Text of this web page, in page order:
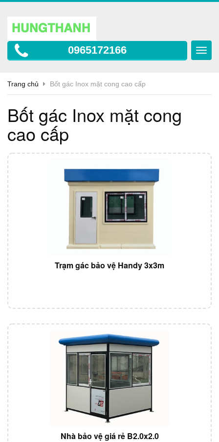
0965172166
Trang chủ Bốt gác Inox mặt cong cao cấp
Bốt gác Inox mặt cong
cao cấp
Trạm gác bảo vệ Handy 3x3m
Nhà bảo vệ giá rẻ B2.0x2.0